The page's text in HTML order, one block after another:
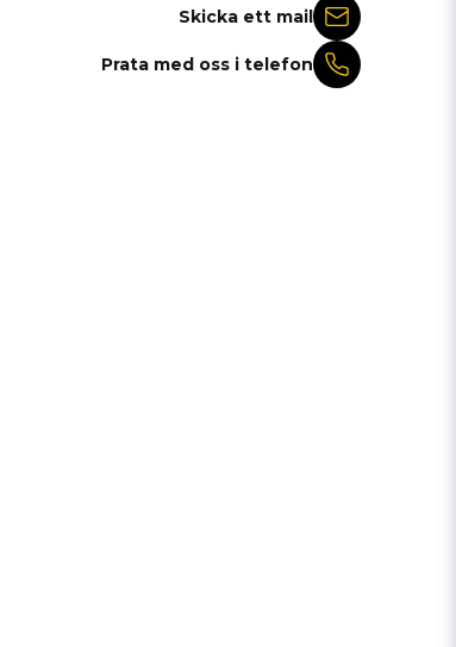
Skicka ett mail
Prata med oss i telefon